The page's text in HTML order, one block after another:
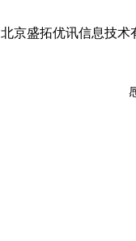
北京盛拓优讯信息技术